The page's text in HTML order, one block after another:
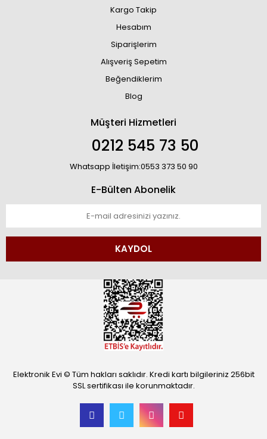
Kargo Takip
Hesabım
Siparişlerim
Alışveriş Sepetim
Beğendiklerim
Blog
Müşteri Hizmetleri
0212 545 73 50
Whatsapp İletişim:0553 373 50 90
E-Bülten Abonelik
KAYDOL
Elektronik Evi © Tüm hakları saklıdır. Kredi kartı bilgileriniz 256bit
SSL sertifikası ile korunmaktadır.